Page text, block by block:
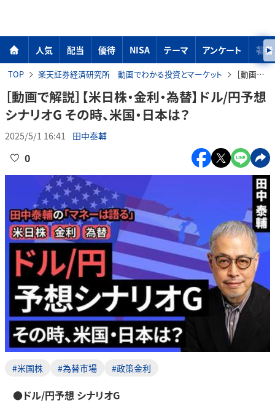
人気 配当 優待 NISA テーマ アンケート 著者
TOP 楽天証券経済研究所 動画でわかる投資とマーケット ［動画で解説］【米日株・金利・為替】ドル/円予想シナリオG その時、米国・日本は？
［動画で解説］【米日株・金利・為替】ドル/円予想
シナリオG その時、米国・日本は？
2025/5/1 16:41 田中泰輔
0
#米国株 #為替市場 #政策金利
●ドル/円予想 シナリオG